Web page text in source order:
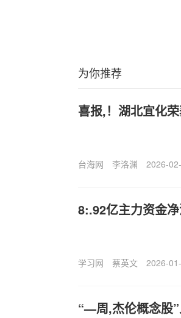
为你推荐
喜报,！湖北宜化
台海网 李洛渊 2026-
8:.92亿主力资金
学习网 蔡英文 2026-
“—周,杰伦概念股